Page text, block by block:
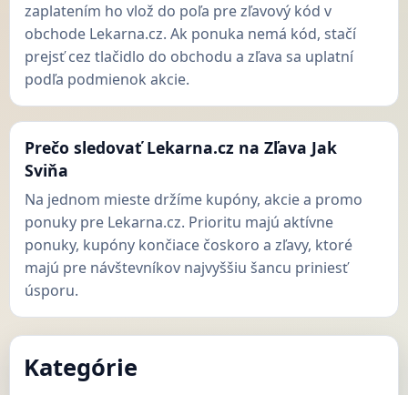
zaplatením ho vlož do poľa pre zľavový kód v
obchode Lekarna.cz. Ak ponuka nemá kód, stačí
prejsť cez tlačidlo do obchodu a zľava sa uplatní
podľa podmienok akcie.
Prečo sledovať Lekarna.cz na Zľava Jak
Sviňa
Na jednom mieste držíme kupóny, akcie a promo
ponuky pre Lekarna.cz. Prioritu majú aktívne
ponuky, kupóny končiace čoskoro a zľavy, ktoré
majú pre návštevníkov najvyššiu šancu priniesť
úsporu.
Kategórie